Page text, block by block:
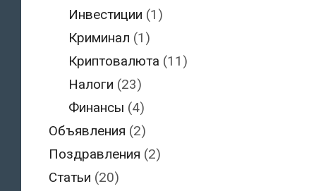
Инвестиции (1)
Криминал (1)
Криптовалюта (11)
Налоги (23)
Финансы (4)
Объявления (2)
Поздравления (2)
Статьи (20)